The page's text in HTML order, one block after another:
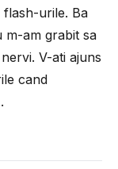
urile. Ba
m-am grabit sa
V-ati ajuns
cand